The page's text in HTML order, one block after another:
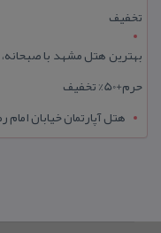
تخفیف
بهترین هتل مشهد با
حرم+50% تخفیف
هتل آپارتمان خیابان امام رضا 1، 2، 3، 5،8 ،16 | تا 90